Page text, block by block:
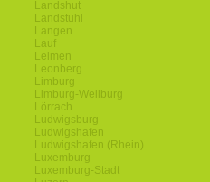
Landshut
Landstuhl
Langen
Lauf
Leimen
Leonberg
Limburg
Limburg-Weilburg
Lörrach
Ludwigsburg
Ludwigshafen
Ludwigshafen (Rhein)
Luxemburg
Luxemburg-Stadt